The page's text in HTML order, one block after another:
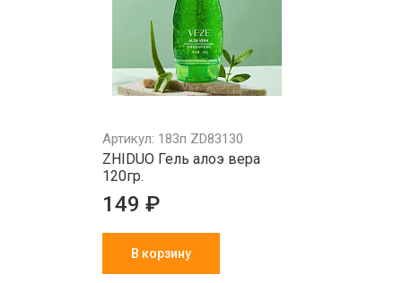
Артикул: 183п ZD83130
ZHIDUO Гель алоэ вера
120гр.
149 ₽
В корзину